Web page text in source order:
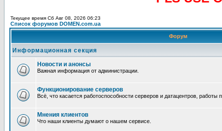
Текущее время Сб Авг 08, 2026 06:23
Список форумов DOMEN.com.ua
Форум
Информационная секция
Новости и анонсы
Важная информация от администрации.
Функционирование серверов
Всё, что касается работоспособности серверов и датацентров, работы
Мнения клиентов
Что наши клиенты думают о нашем сервисе.